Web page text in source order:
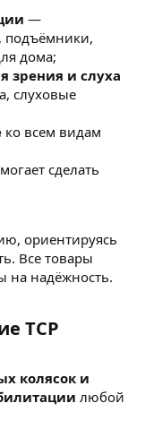
—
подъёмники,
дома;
зрения и слуха
слуховые
ко всем видам
сделать
ориентируясь
Все товары
на надёжность.
ТСР​
колясок и
любой